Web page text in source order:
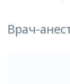
Врач-